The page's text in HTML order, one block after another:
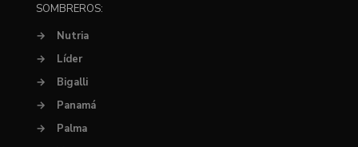
SOMBREROS:
→
Nutria
→
Líder
→
Bigalli
→
Panamá
→
Palma